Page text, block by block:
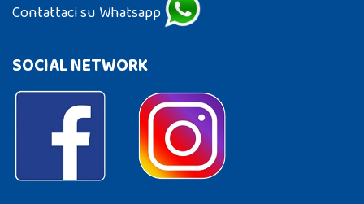
Contattaci su Whatsapp
SOCIAL NETWORK